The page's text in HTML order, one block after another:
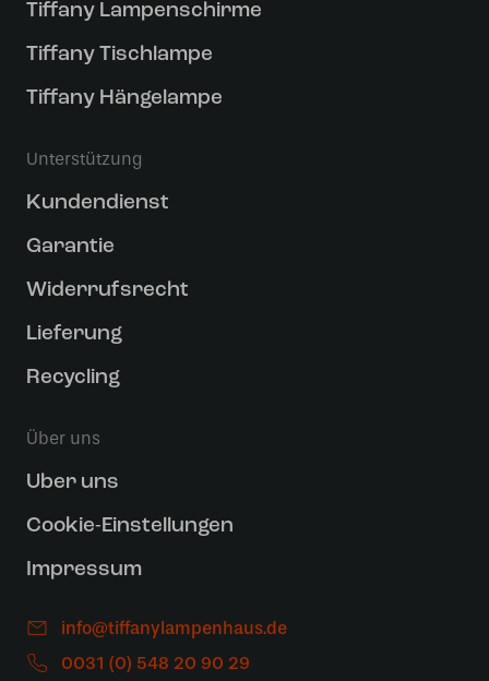
Tiffany Lampenschirme
Tiffany Tischlampe
Tiffany Hängelampe
Unterstützung
Kundendienst
Garantie
Widerrufsrecht
Lieferung
Recycling
Über uns
Uber uns
Cookie-Einstellungen
Impressum
info@tiffanylampenhaus.de
0031 (0) 548 20 90 29